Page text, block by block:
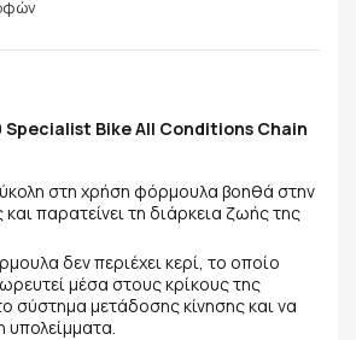
Specialist Bike All Conditions Chain
στη χρήση φόρμουλα βοηθά στην
παρατείνει τη διάρκεια ζωής της
δεν περιέχει κερί, το οποίο
μέσα στους κρίκους της
σύστημα μετάδοσης κίνησης και να
υπολείμματα.